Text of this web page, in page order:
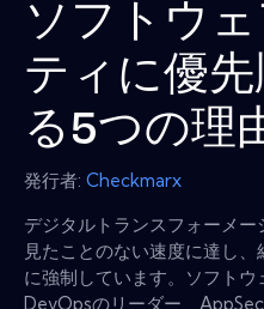
ソフトウ
ティに優
る5つの理
発行者: Checkmarx
デジタルトランスフォーメ
見たことのない速度に達し
に強制しています。ソフトウ
DevOpsのリーダー、